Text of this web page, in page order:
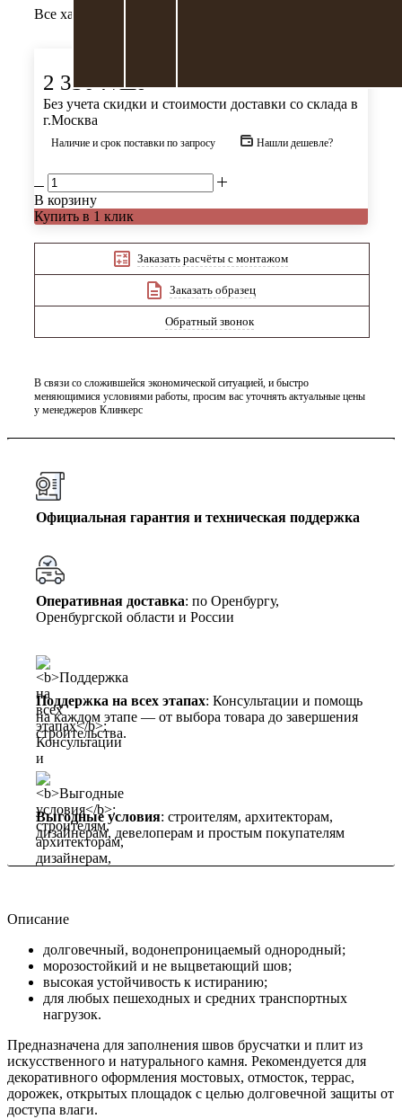
Все характеристики
2 330₽/шт
Без учета скидки и стоимости доставки со склада в
г.Москва
Наличие и срок поставки по запросу Нашли дешевле?
В корзину
Купить в 1 клик
Заказать расчёты с монтажом
Заказать образец
Обратный звонок
В связи со сложившейся экономической ситуацией, и быстро
меняющимися условиями работы, просим вас уточнять актуальные цены
у менеджеров Клинкерс
Официальная гарантия и техническая поддержка
Оперативная доставка: по Оренбургу,
Оренбургской области и России
Поддержка на всех этапах: Консультации и помощь
на каждом этапе — от выбора товара до завершения
строительства.
Выгодные условия: строителям, архитекторам,
дизайнерам, девелоперам и простым покупателям
Описание
долговечный, водонепроницаемый однородный;
морозостойкий и не выцветающий шов;
высокая устойчивость к истиранию;
для любых пешеходных и средних транспортных
нагрузок.
Предназначена для заполнения швов брусчатки и плит из
искусственного и натурального камня. Рекомендуется для
декоративного оформления мостовых, отмосток, террас,
дорожек, открытых площадок с целью долговечной защиты от
доступа влаги.